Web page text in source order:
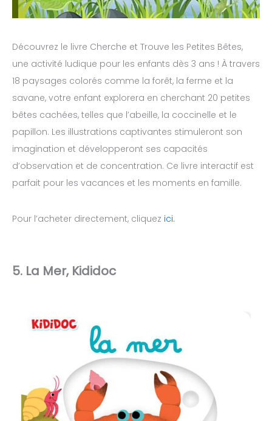
Découvrez le livre Cherche et Trouve les Petites Bêtes,
une activité ludique pour les enfants dès 3 ans ! À travers
18 paysages colorés comme la forêt, la ferme et la
savane, votre enfant explorera en cherchant 20 petites
bêtes cachées, telles que l’abeille, la coccinelle et le
papillon. Les illustrations captivantes stimuleront son
imagination et développeront ses capacités
d’observation et de concentration. Ce livre interactif est
parfait pour les vacances et les moments en famille.
Pour l’acheter directement, cliquez ici.
5. La Mer, Kididoc